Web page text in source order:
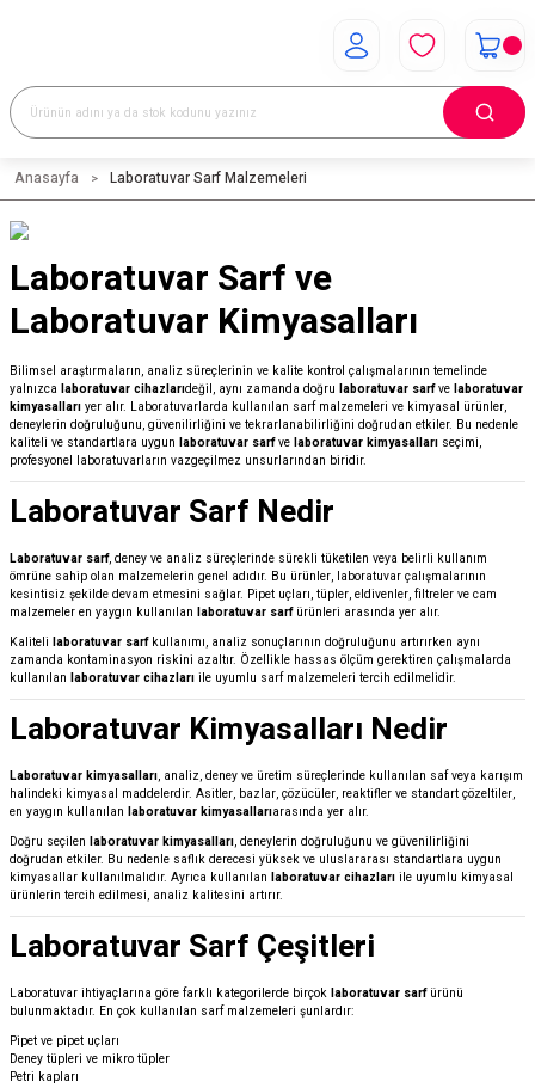
Anasayfa Laboratuvar Sarf Malzemeleri
Laboratuvar Sarf ve
Laboratuvar Kimyasalları
Bilimsel araştırmaların, analiz süreçlerinin ve kalite kontrol çalışmalarının temelinde
yalnızca laboratuvar cihazlarıdeğil, aynı zamanda doğru laboratuvar sarfve laboratuvar
kimyasalları yer alır. Laboratuvarlarda kullanılan sarf malzemeleri ve kimyasal ürünler,
deneylerin doğruluğunu, güvenilirliğini ve tekrarlanabilirliğini doğrudan etkiler. Bu nedenle
kaliteli ve standartlara uygun laboratuvar sarfve laboratuvar kimyasalları seçimi,
profesyonel laboratuvarların vazgeçilmez unsurlarından biridir.
Laboratuvar Sarf Nedir
Laboratuvar sarf, deney ve analiz süreçlerinde sürekli tüketilen veya belirli kullanım
ömrüne sahip olan malzemelerin genel adıdır. Bu ürünler, laboratuvar çalışmalarının
kesintisiz şekilde devam etmesini sağlar. Pipet uçları, tüpler, eldivenler, filtreler ve cam
malzemeler en yaygın kullanılan laboratuvar sarfürünleri arasında yer alır.
Kaliteli laboratuvar sarfkullanımı, analiz sonuçlarının doğruluğunu artırırken aynı
zamanda kontaminasyon riskini azaltır. Özellikle hassas ölçüm gerektiren çalışmalarda
kullanılan laboratuvar cihazları ile uyumlu sarf malzemeleri tercih edilmelidir.
Laboratuvar Kimyasalları Nedir
Laboratuvar kimyasalları, analiz, deney ve üretim süreçlerinde kullanılan saf veya karışım
halindeki kimyasal maddelerdir. Asitler, bazlar, çözücüler, reaktifler ve standart çözeltiler,
en yaygın kullanılan laboratuvar kimyasallarıarasında yer alır.
Doğru seçilen laboratuvar kimyasalları, deneylerin doğruluğunu ve güvenilirliğini
doğrudan etkiler. Bu nedenle saflık derecesi yüksek ve uluslararası standartlara uygun
kimyasallar kullanılmalıdır. Ayrıca kullanılan laboratuvar cihazları ile uyumlu kimyasal
ürünlerin tercih edilmesi, analiz kalitesini artırır.
Laboratuvar Sarf Çeşitleri
Laboratuvar ihtiyaçlarına göre farklı kategorilerde birçok laboratuvar sarfürünü
bulunmaktadır. En çok kullanılan sarf malzemeleri şunlardır:
Pipet ve pipet uçları
Deney tüpleri ve mikro tüpler
Petri kapları